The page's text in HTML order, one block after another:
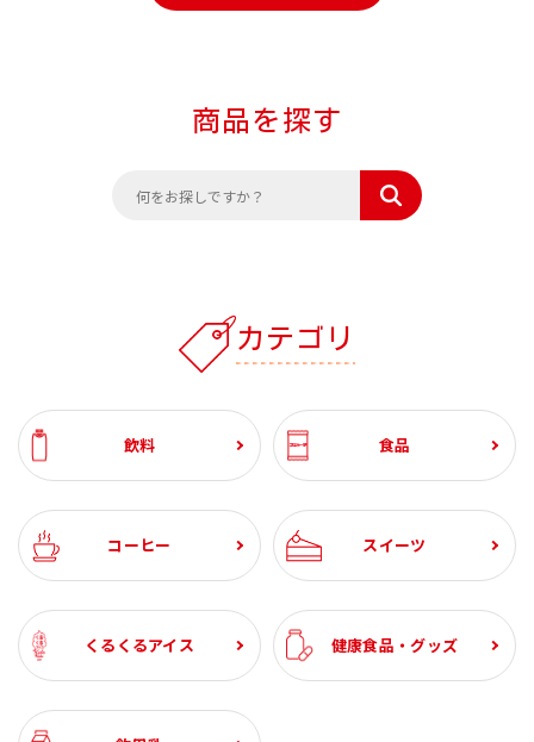
商品を探す
カテゴリ
飲料 食品
コーヒー スイーツ
くるくるアイス 健康食品・グッズ